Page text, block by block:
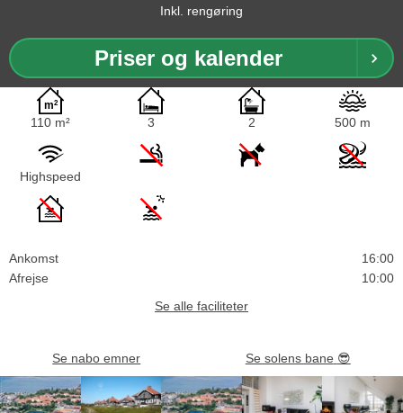
Inkl. rengøring
Priser og kalender
110 m² 3 2 500 m
Highspeed
Ankomst
16:00
Afrejse
10:00
Se alle faciliteter
Se nabo emner Se solens bane 😎